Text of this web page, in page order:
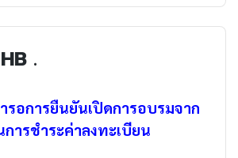
.
อการยืนยันเปิดการอบรมจาก
ารชำระค่าลงทะเบียน